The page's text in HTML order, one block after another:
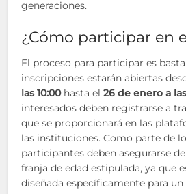
generaciones.
¿Cómo participar en
El proceso para participar es
inscripciones estarán abiertas
las 10:00hasta el26 de enero a
interesados deben registrarse a
que se proporcionará en las
las instituciones. Como parte de
participantes deben asegurarse
franja de edad estipulada, ya que
diseñada específicamente para